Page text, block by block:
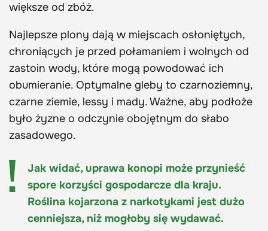
większe od zbóż.
Najlepsze plony dają w miejscach osłoniętych,
chroniących je przed połamaniem i wolnych od
zastoin wody, które mogą powodować ich
obumieranie. Optymalne gleby to czarnoziemny,
czarne ziemie, lessy i mady. Ważne, aby podłoże
było żyzne o odczynie obojętnym do słabo
zasadowego.
Jak widać, uprawa konopi może przynieść
spore korzyści gospodarcze dla kraju.
Roślina kojarzona z narkotykami jest dużo
cenniejsza, niż mogłoby się wydawać.